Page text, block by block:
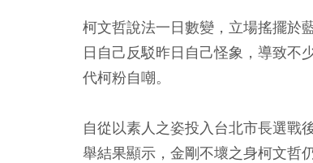
柯文哲說法一日數變，立場搖擺於
日自己反駁昨日自己怪象，導致不
代柯粉自嘲。
自從以素人之姿投入台北市長選戰
舉結果顯示，金剛不壞之身柯文哲